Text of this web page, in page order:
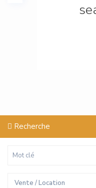
Recherche
Vente / Location